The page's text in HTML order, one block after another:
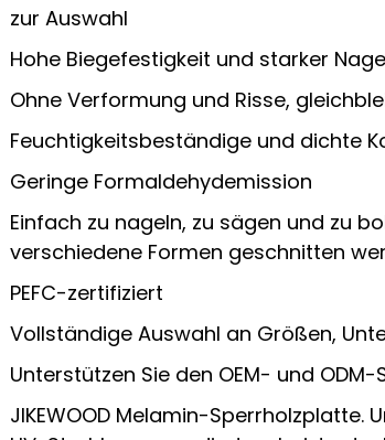
zur Auswahl
Hohe Biegefestigkeit und starker
Ohne Verformung und Risse,
Feuchtigkeitsbeständige und dichte
Geringe Formaldehydemission
Einfach zu nageln, zu sägen und zu
verschiedene Formen geschnitten
PEFC-zertifiziert
Vollständige Auswahl an Größen,
Unterstützen Sie den OEM- und ODM-
JIKEWOOD Melamin-